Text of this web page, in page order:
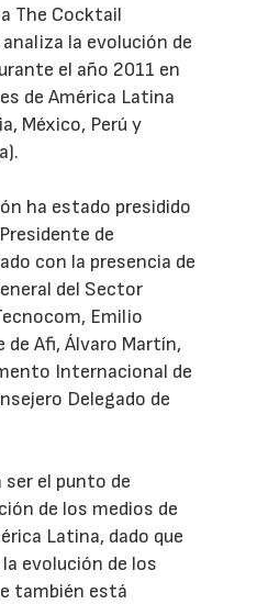
The Cocktail
la evolución de
el año 2011 en
de América Latina
México, Perú y
ha estado presidido
de
con la presencia de
del Sector
Emilio
Afi, Álvaro Martín,
Internacional de
Delegado de
el punto de
de los medios de
Latina, dado que
evolución de los
también está